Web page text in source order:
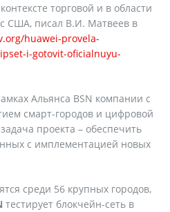
торговой и в области
США, писал В.И. Матвеев в
huawei-provela-
i-gotovit-oficialnuyu-
Альянса BSN компании с
смарт-городов и цифровой
проекта – обеспечить
с имплементацией новых
среди 56 крупных городов,
тестирует блокчейн-сеть в